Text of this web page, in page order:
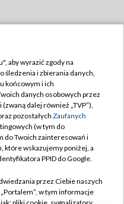
TVP
aby wyrazić zgody na
śledzenia i zbierania danych,
końcowym i ich
danych osobowych przez
dalej również „TVP”),
pozostałych Zaufanych
(w tym do
do Twoich zainteresowań i
które wskazujemy poniżej, a
PPID do Google.
przez Ciebie naszych
w tym informacje